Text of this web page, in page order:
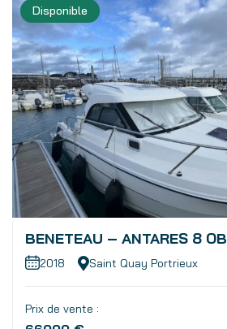
Disponible
BENETEAU – ANTARES 8 OB
2018 Saint Quay Portrieux
Prix de vente :